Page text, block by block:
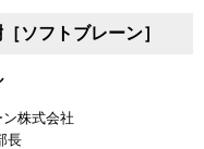
ソフトブレーン］
株式会社
長